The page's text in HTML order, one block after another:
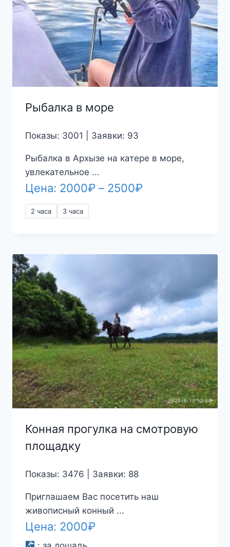
Рыбалка в море
Показы: 3001 | Заявки: 93
Рыбалка в Архызе на катере в море,
увлекательное ...
Цена: 2000₽ – 2500₽Диапазон
2 часа 3 часа
Конная прогулка на смотровую
площадку
Показы: 3476 | Заявки: 88
Приглашаем Вас посетить наш
живописный конный ...
Цена: 2000₽